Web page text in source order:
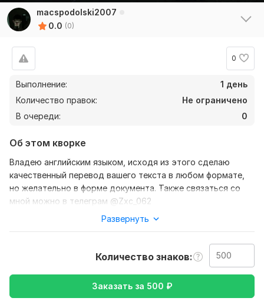
macspodolski2007
0.0 (0)
0
Выполнение:
1 день
Количество правок:
Не ограничено
В очереди:
0
Об этом кворке
Владею английским языком, исходя из этого сделаю
качественный перевод вашего текста в любом формате,
но желательно в форме документа. Также связаться со
мной можно в телеграм @Zxc_062
также уточнение моей работы-перевод с английского
языка на русский, либо же с русского на английский
Тематика:
Развернуть
Количество знаков
Заказать за 500 ₽